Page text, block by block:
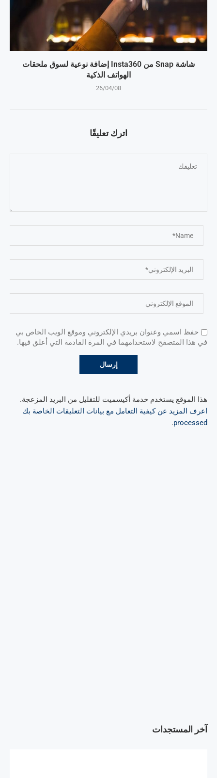
شاشة Snap من Insta360 إضافة نوعية لسوق ملحقات
الهواتف الذكية
26/04/08
اترك تعليقًا
حفظ اسمي وعنوان بريدي الإلكتروني وموقع الويب الخاص بي
في هذا المتصفح لاستخدامهما في المرة القادمة التي أعلق فيها.
هذا الموقع يستخدم خدمة أكيسميت للتقليل من البريد المزعجة.
اعرف المزيد عن كيفية التعامل مع بيانات التعليقات الخاصة بك
processed
.
آخر المستجدات